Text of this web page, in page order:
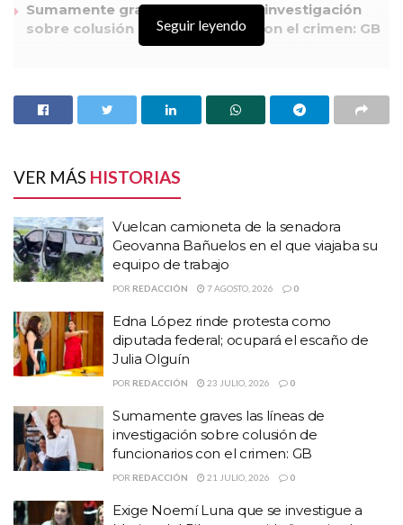
de la luz, velocidad y de técnica fotográfica, que son acompañados
por prácticas en el campo.
Temas:
#Taller de Fotografía Digital
Exposición de Fotografía Digital
Lo Mas Destacado
Sumamente graves las líneas de investigación
sobre colusión de funcionarios con el crimen: GB
plantearon al pleno de la LXV legislatura, solicitar a diversas
autoridades federales y estatales, dar atención inmediata la
del IMSS Bienestar Zacatecas.
Argumentaron que
trabajadores y trabajadoras de la salud, entre los que se
Seguir leyendo
VER MÁS HISTORIAS
Vuelcan camioneta de la senadora
Geovanna Bañuelos en el que viajaba su
equipo de trabajo
POR REDACCIÓN 7 AGOSTO, 2026 0
Edna López rinde protesta como
diputada federal; ocupará el escaño de
Julia Olguín
POR REDACCIÓN 23 JULIO, 2026 0
Sumamente graves las líneas de
investigación sobre colusión de
funcionarios con el crimen: GB
POR REDACCIÓN 21 JULIO, 2026 0
Exige Noemí Luna que se investigue a